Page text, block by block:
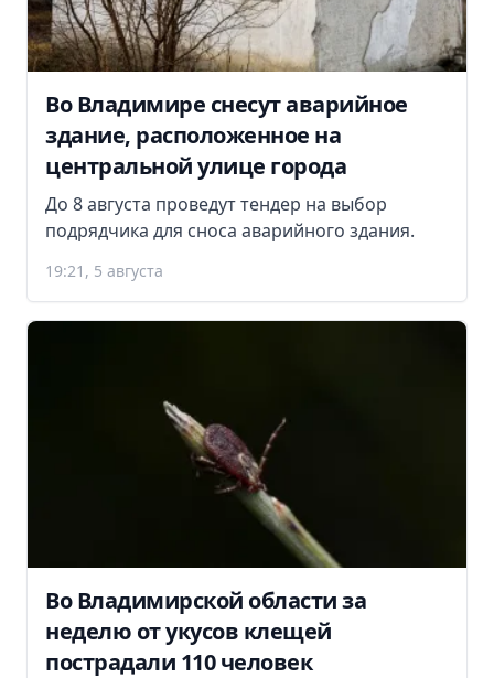
Во Владимире снесут аварийное
здание, расположенное на
центральной улице города
До 8 августа проведут тендер на выбор
подрядчика для сноса аварийного здания.
19:21, 5 августа
Во Владимирской области за
неделю от укусов клещей
пострадали 110 человек